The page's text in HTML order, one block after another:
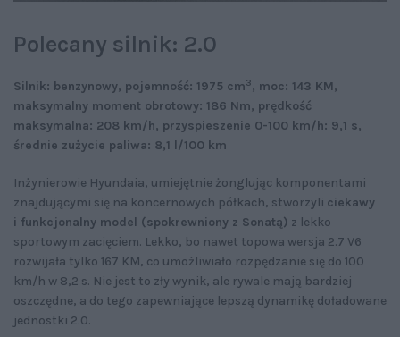
Polecany silnik: 2.0
Silnik: benzynowy, pojemność: 1975 cm3, moc: 143 KM,
maksymalny moment obrotowy: 186 Nm, prędkość
maksymalna: 208 km/h, przyspieszenie 0-100 km/h: 9,1 s,
średnie zużycie paliwa: 8,1 l/100 km
Inżynierowie Hyundaia, umiejętnie żonglując komponentami
znajdującymi się na koncernowych półkach, stworzyli ciekawy
i funkcjonalny model (spokrewniony z Sonatą) z lekko
sportowym zacięciem. Lekko, bo nawet topowa wersja 2.7 V6
rozwijała tylko 167 KM, co umożliwiało rozpędzanie się do 100
km/h w 8,2 s. Nie jest to zły wynik, ale rywale mają bardziej
oszczędne, a do tego zapewniające lepszą dynamikę doładowane
jednostki 2.0.